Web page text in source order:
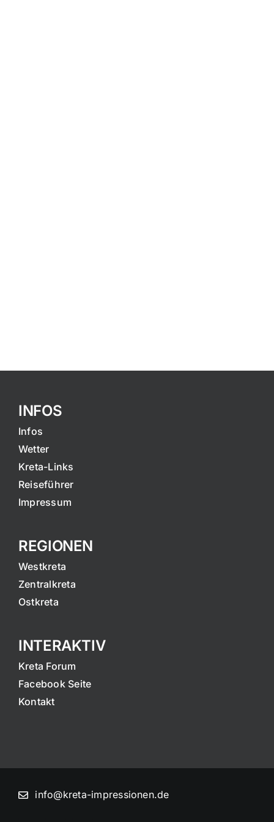
INFOS
Infos
Wetter
Kreta-Links
Reiseführer
Impressum
REGIONEN
Westkreta
Zentralkreta
Ostkreta
INTERAKTIV
Kreta Forum
Facebook Seite
Kontakt
info@kreta-impressionen.de